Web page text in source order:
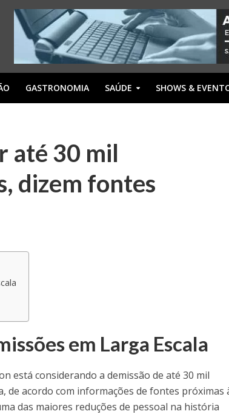
GASTRONOMIA SAÚDE SHOWS &
até 30 mil
dizem fontes
em Larga Escala
está considerando a demissão de até 30 mil
de acordo com informações de fontes próximas
das maiores reduções de pessoal na história